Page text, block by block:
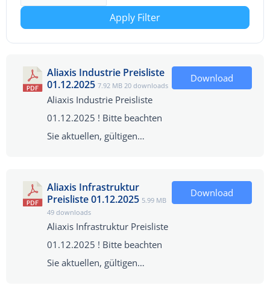
Apply Filter
Aliaxis Industrie Preisliste
01.12.2025 7.92 MB 20 downloads
Aliaxis Industrie Preisliste
01.12.2025 ! Bitte beachten
Sie aktuellen, gültigen…
Download
Aliaxis Infrastruktur
Preisliste 01.12.2025 5.99 MB
49 downloads
Aliaxis Infrastruktur Preisliste
01.12.2025 ! Bitte beachten
Sie aktuellen, gültigen…
Download